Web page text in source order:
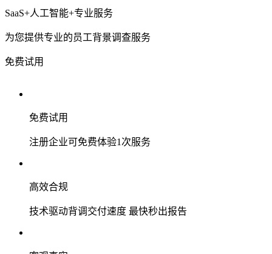
SaaS+人工智能+专业服务
为您提供专业的员工背景调查服务
免费试用
免费试用
注册企业可免费体验1次服务
高效合规
技术驱动背调交付速度 最快秒出报告